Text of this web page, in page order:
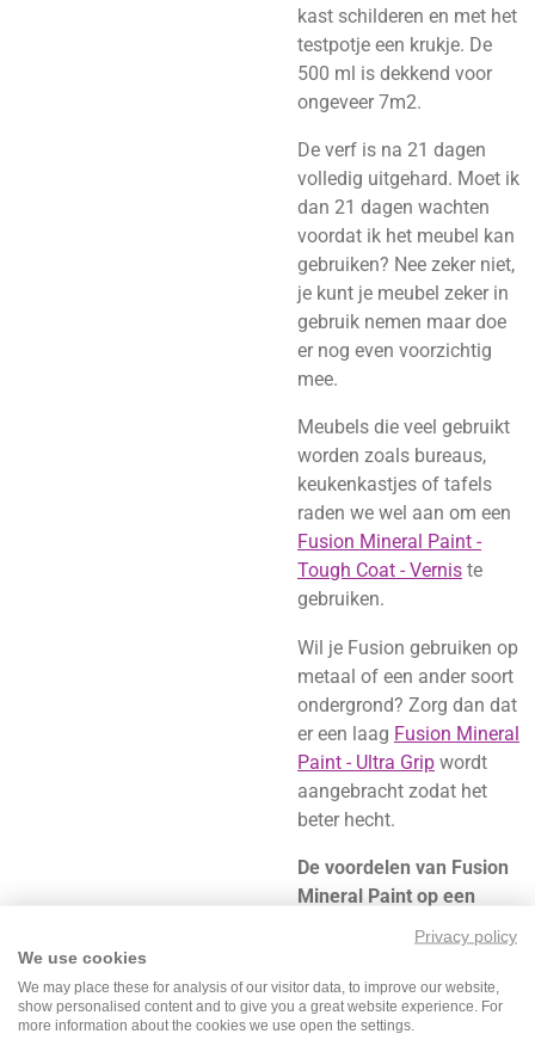
kast schilderen en met het
testpotje een krukje. De
500 ml is dekkend voor
ongeveer 7m2.
De verf is na 21 dagen
volledig uitgehard. Moet ik
dan 21 dagen wachten
voordat ik het meubel kan
gebruiken? Nee zeker niet,
je kunt je meubel zeker in
gebruik nemen maar doe
er nog even voorzichtig
mee.
Meubels die veel gebruikt
worden zoals bureaus,
keukenkastjes of tafels
raden we wel aan om een
Fusion Mineral Paint -
Tough Coat - Vernis te
gebruiken.
Wil je Fusion gebruiken op
metaal of een ander soort
ondergrond? Zorg dan dat
er een laag Fusion Mineral
Paint - Ultra Grip wordt
aangebracht zodat het
beter hecht.
De voordelen van Fusion
Mineral Paint op een
> Milieuvriendelijk
Privacy policy
We use cookies
We may place these for analysis of our visitor data, to improve our website,
show personalised content and to give you a great website experience. For
more information about the cookies we use open the settings.